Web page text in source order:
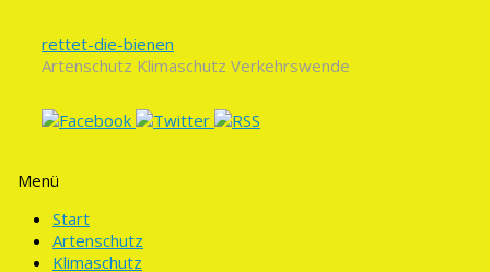
rettet-die-bienen
Artenschutz Klimaschutz Verkehrswende
Menü
Zum
Inhalt
springen
Start
Artenschutz
Klimaschutz